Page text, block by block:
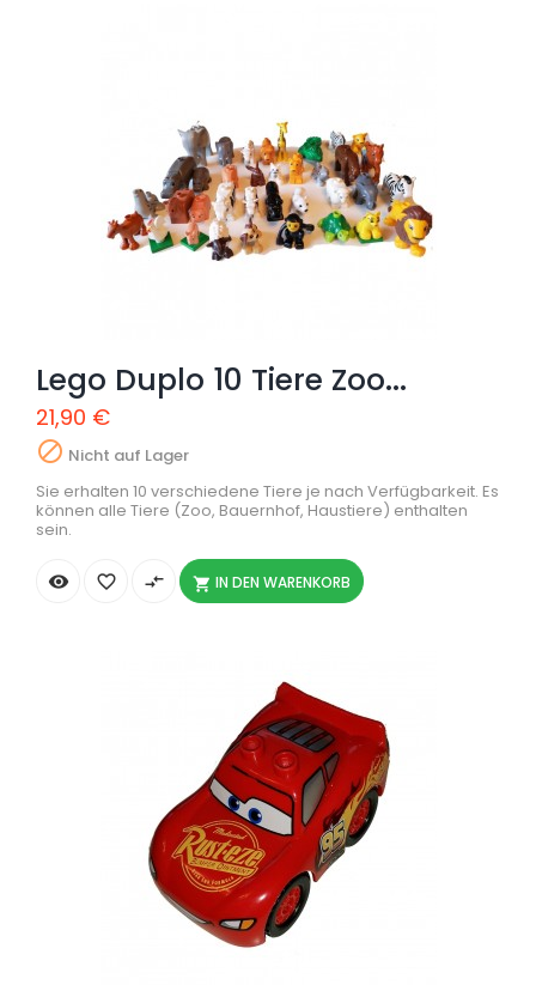
Lego Duplo 10 Tiere Zoo...
21,90 €
 Nicht auf Lager
Sie erhalten 10 verschiedene Tiere je nach Verfügbarkeit. Es
können alle Tiere (Zoo, Bauernhof, Haustiere) enthalten
sein.
  compare_arrows  IN DEN WARENKORB